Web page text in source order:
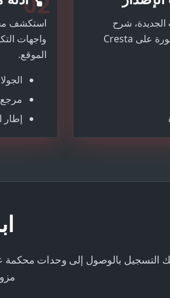
شرح
الميزات، والوثائق المحدثة المنشورة على Cresta
استكشف
واجهات
الموقع.
إطار
التسجيل بالوصول إلى وحدات محكمة